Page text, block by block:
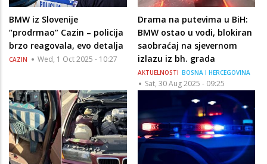
BMW iz Slovenije
“prodrmao” Cazin – policija
brzo reagovala, evo detalja
CAZIN Wed, 1 Oct 2025 - 10:27
Drama na putevima u BiH:
BMW ostao u vodi, blokiran
saobraćaj na sjevernom
izlazu iz bh. grada
AKTUELNOSTI BOSNA I HERCEGOVINA
Sat, 30 Aug 2025 - 09:25